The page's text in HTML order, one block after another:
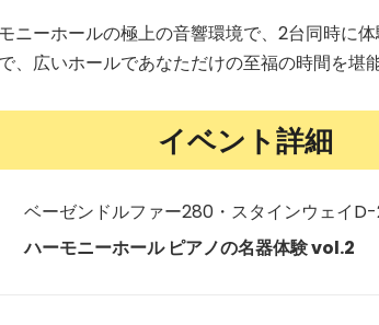
ニーホールの極上の音響環境で、2台同時に体
、広いホールであなただけの至福の時間を堪
イベント詳細
ベーゼンドルファー280・スタインウェイ
ハーモニーホール ピアノの名器体験 vol.2